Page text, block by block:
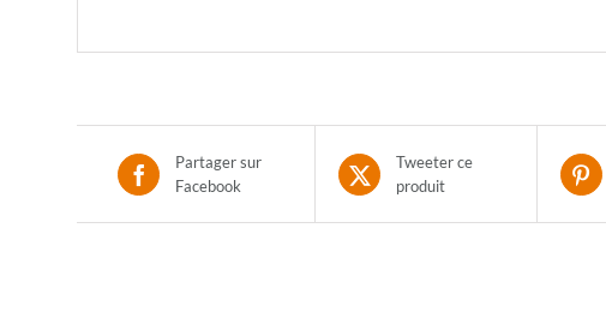
Partager sur
Facebook
Tweeter ce
produit